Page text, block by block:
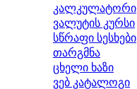
კალკულატორი
ვალუტის კურსი
სწრაფი სესხები
თარგმნა
ცხელი ხაზი
ვებ კატალოგი